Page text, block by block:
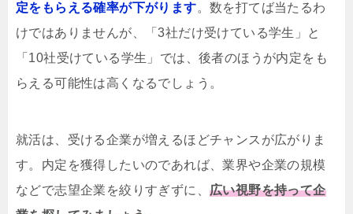
定をもらえる確率が下がります。数を打てば当たるわ
けではありませんが、「3社だけ受けている学生」と
「10社受けている学生」では、後者のほうが内定をも
らえる可能性は高くなるでしょう。
就活は、受ける企業が増えるほどチャンスが広がりま
す。内定を獲得したいのであれば、業界や企業の規模
などで志望企業を絞りすぎずに、 広い視野を持って企